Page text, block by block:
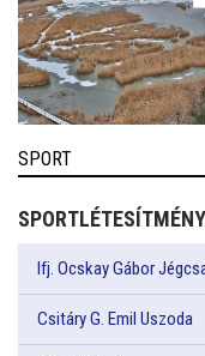
SPORT
Ifj. Ocskay Gábor
Csitáry G. Emil Uszoda